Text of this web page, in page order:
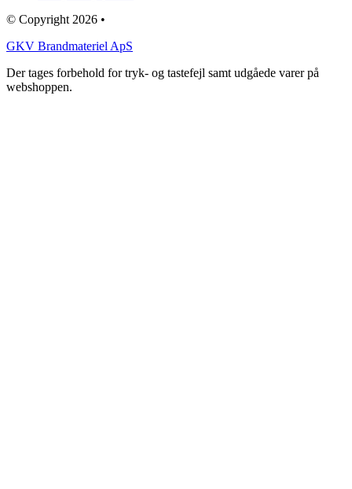
© Copyright 2026 •
GKV Brandmateriel ApS
Der tages forbehold for tryk- og tastefejl samt udgåede varer på
webshoppen.